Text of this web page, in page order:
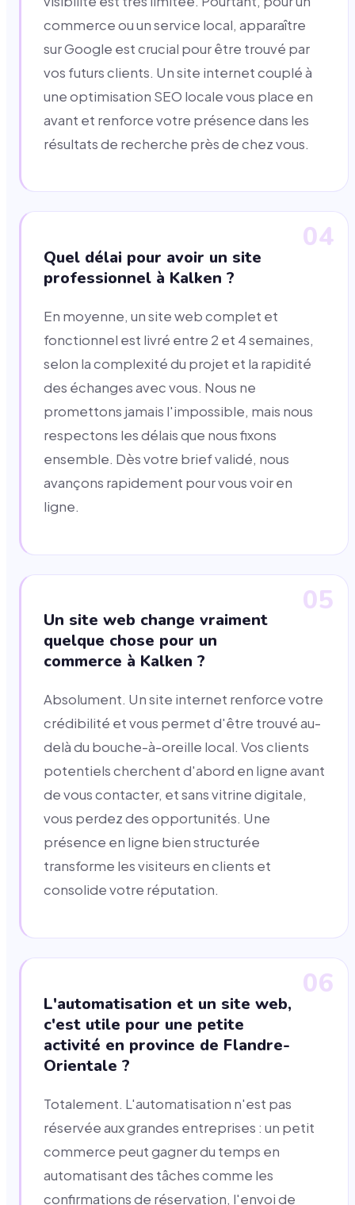
commerce ou un service local, apparaître
sur Google est crucial pour être trouvé par
vos futurs clients. Un site internet couplé à
une optimisation SEO locale vous place en
avant et renforce votre présence dans les
résultats de recherche près de chez vous.
04
Quel délai pour avoir un site
professionnel à Kalken ?
En moyenne, un site web complet et
fonctionnel est livré entre 2 et 4 semaines,
selon la complexité du projet et la rapidité
des échanges avec vous. Nous ne
promettons jamais l'impossible, mais nous
respectons les délais que nous fixons
ensemble. Dès votre brief validé, nous
avançons rapidement pour vous voir en
ligne.
05
Un site web change vraiment
quelque chose pour un
commerce à Kalken ?
Absolument. Un site internet renforce votre
crédibilité et vous permet d'être trouvé au-
delà du bouche-à-oreille local. Vos clients
potentiels cherchent d'abord en ligne avant
de vous contacter, et sans vitrine digitale,
vous perdez des opportunités. Une
présence en ligne bien structurée
transforme les visiteurs en clients et
consolide votre réputation.
06
L'automatisation et un site web,
c'est utile pour une petite
activité en province de Flandre-
Orientale ?
Totalement. L'automatisation n'est pas
réservée aux grandes entreprises : un petit
commerce peut gagner du temps en
automatisant des tâches comme les
confirmations de réservation, l'envoi de